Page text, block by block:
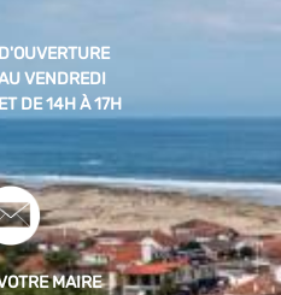
VENDREDI
DE 14H À 17H
MAIRE